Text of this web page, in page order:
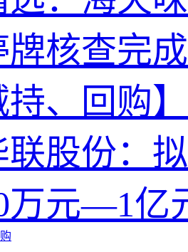
核查完
持、回购
联股份：
万元—1亿